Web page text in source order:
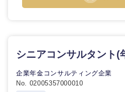
シニアコンサルタント(
企業年金コンサルティング企業
No. 02005357000010